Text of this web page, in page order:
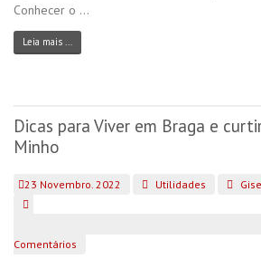
Conhecer o ...
Leia mais ...
Dicas para Viver em Braga e
Minho
23 Novembro. 2022 Utilidades
Comentários